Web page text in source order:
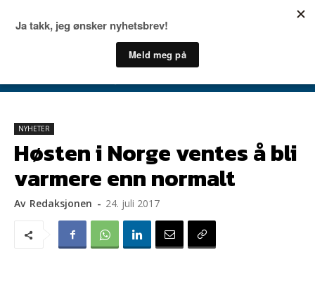
NYHETER
Høsten i Norge ventes å bli
varmere enn normalt
Av Redaksjonen - 24. juli 2017